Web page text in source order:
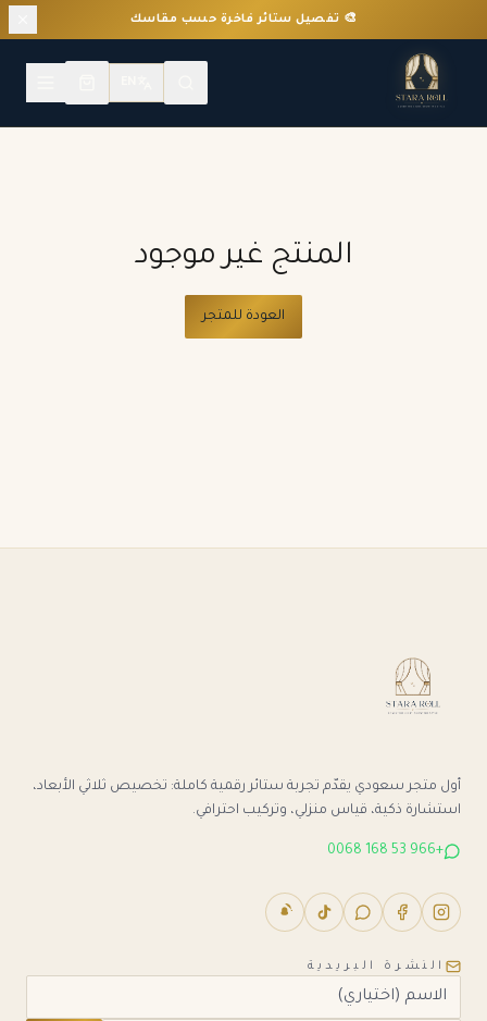
🎨 تفصيل ستائر فاخرة حسب مقاسك
المنتج غير موجود
العودة للمتجر
أول متجر سعودي يقدّم تجربة ستائر رقمية كاملة: تخصيص ثلاثي الأبعاد،
استشارة ذكية، قياس منزلي، وتركيب احترافي.
+966 53 168 0068
النشرة البريدية